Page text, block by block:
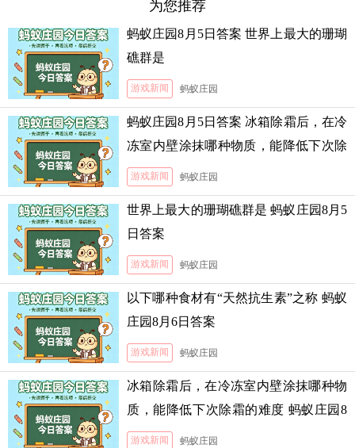
为您推荐
蚂蚁庄园8月5日答案 世界上最大的珊瑚
礁群是
游戏新闻 蚂蚁庄园
蚂蚁庄园8月5日答案 冰箱除霜后，在冷
冻室内壁涂抹哪种物质，能降低下次除
霜的难度
游戏新闻 蚂蚁庄园
世界上最大的珊瑚礁群是 蚂蚁庄园8月5
日答案
游戏新闻 蚂蚁庄园
以下哪种食材有“天然抗生素”之称 蚂蚁
庄园8月6日答案
游戏新闻 蚂蚁庄园
冰箱除霜后，在冷冻室内壁涂抹哪种物
质，能降低下次除霜的难度 蚂蚁庄园8
月5日答案
游戏新闻 蚂蚁庄园